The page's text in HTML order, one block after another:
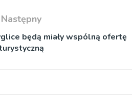
Następny
będą miały wspólną ofertę